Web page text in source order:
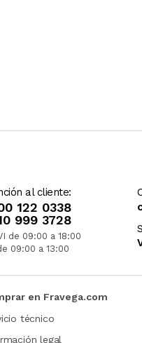
al cliente:
122 0338
999 3728
de 09:00 a 18:00
09:00 a 13:00
en Fravega.com
técnico
legal